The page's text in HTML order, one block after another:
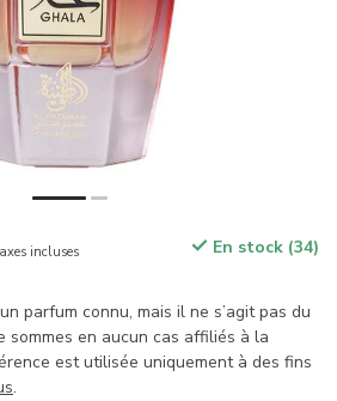
incluses En stock (34)
parfum connu, mais il ne s’agit pas du
sommes en aucun cas affiliés à la
est utilisée uniquement à des fins
.